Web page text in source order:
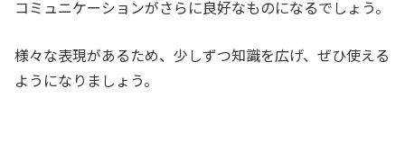
コミュニケーションがさらに良好なものになるでしょう。
様々な表現があるため、少しずつ知識を広げ、ぜひ使える
ようになりましょう。